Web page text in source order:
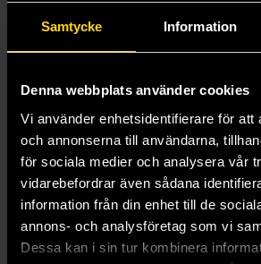
Samtycke Information
Denna webbplats använder cookies
Vi använder enhetsidentifierare för att
och annonserna till användarna,
för sociala medier och analysera vår
vidarebefordrar även sådana
information från din enhet till de
annons- och analysföretag som vi
Dessa kan i sin tur kombinera
Exodus: The Helium Sea
359 kr